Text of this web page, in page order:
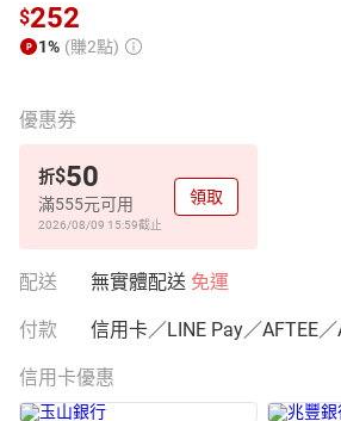
$252
1% (賺2點)
優惠券
折$50
滿555元可用
2026/08/09 15:59截止
領取
配送 無實體配送 免運
付款 信用卡／LINE Pay／AFTEE
信用卡優惠